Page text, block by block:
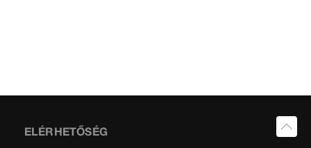
ELÉRHETŐSÉG